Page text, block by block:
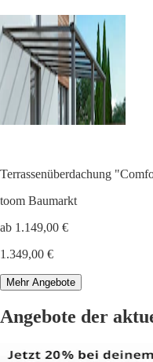
Terrassenüberdachung
toom Baumarkt
ab 1.149,00 €
1.349,00 €
Mehr Angebote
Angebote der